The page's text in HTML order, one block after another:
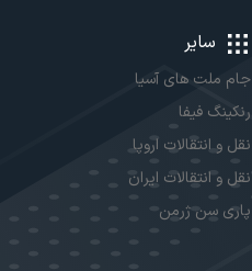
سایر
جام ملت های آسیا
رنکینگ فیفا
نقل و انتقالات اروپا
نقل و انتقالات ایران
پاری سن ژرمن